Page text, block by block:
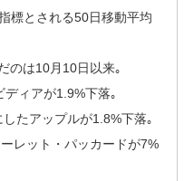
標とされる50日移動平均
のは10月10日以来｡
ィアが1.9%下落｡
たアップルが1.8%下落｡
レット・パッカードが7%